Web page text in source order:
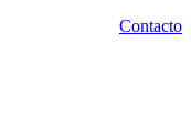
Contacto